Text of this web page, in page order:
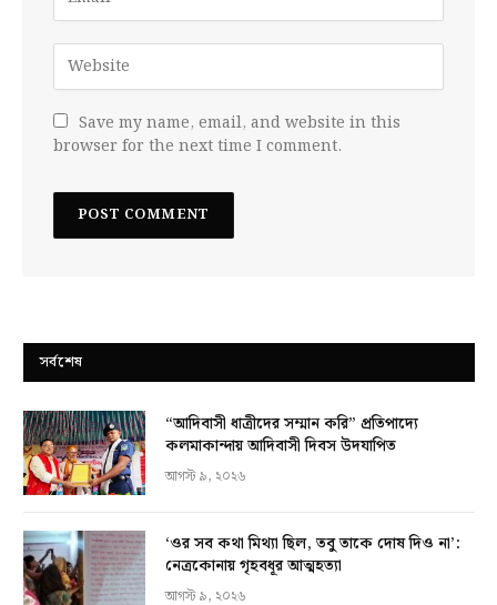
Save my name, email, and website in this
browser for the next time I comment.
সর্বশেষ
“আদিবাসী ধাত্রীদের সম্মান করি” প্রতিপাদ্যে
কলমাকান্দায় আদিবাসী দিবস উদযাপিত
আগস্ট ৯, ২০২৬
‘ওর সব কথা মিথ্যা ছিল, তবু তাকে দোষ দিও না’:
নেত্রকোনায় গৃহবধূর আত্মহত্যা
আগস্ট ৯, ২০২৬